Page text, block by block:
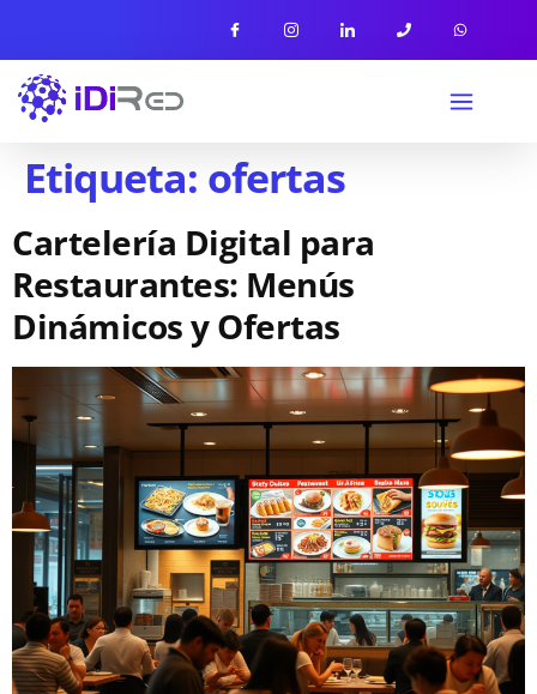
Etiqueta: ofertas
Cartelería Digital para
Restaurantes: Menús
Dinámicos y Ofertas